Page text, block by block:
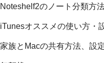
Noteshelf2のノート分類方
iTunesオススメの使い方・
家族とMacの共有方法、設